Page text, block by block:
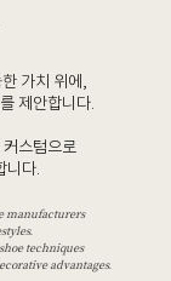
가치 위에,
제안합니다.
스텀으로
니다.
manufacturers
techniques
advantages.